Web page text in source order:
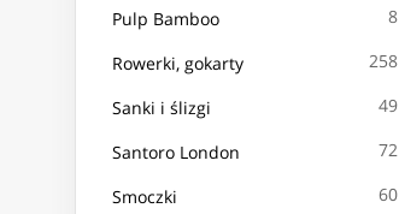
Pulp Bamboo 8
Rowerki, gokarty 258
Sanki i ślizgi 49
Santoro London 72
Smoczki 60